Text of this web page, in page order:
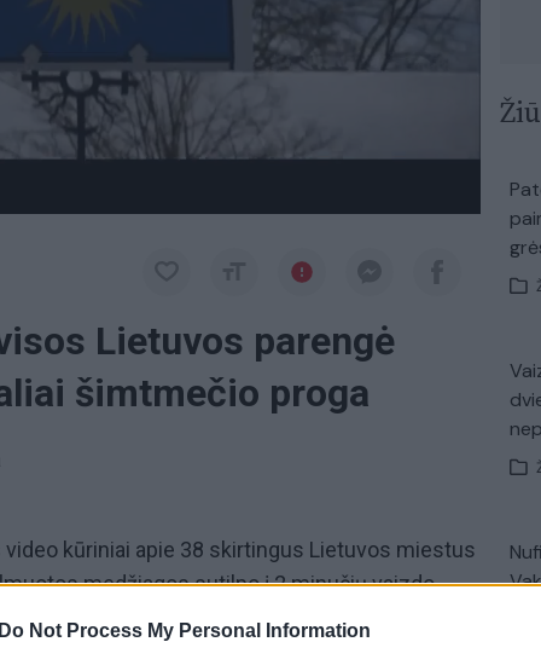
Do Not Process My Personal Information
Lietuvos parengė
šimtmečio proga
kūriniai apie 38 skirtingus Lietuvos miestus
medžiagos sutilpo į 2 minučių vaizdo
klipas – bendra iniciatyvoje „Jungiam Lietuvą“
finansavusios bendrovės dovana šimtmetį